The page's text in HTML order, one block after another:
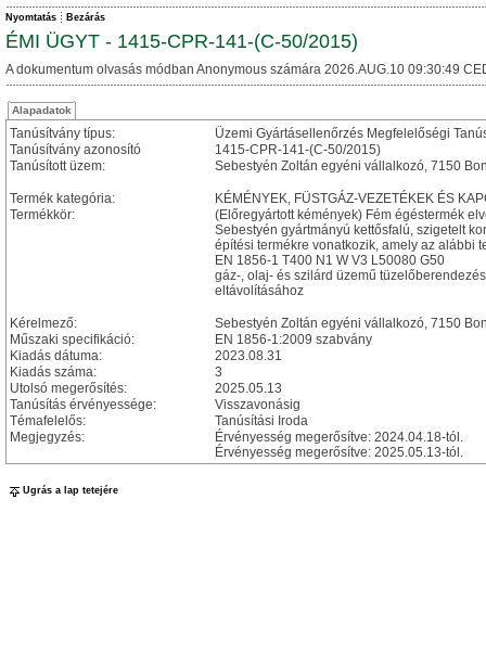
Nyomtatás Bezárás
ÉMI ÜGYT - 1415-CPR-141-(C-50/2015)
A dokumentum olvasás módban Anonymous számára 2026.AUG.10 09:30:49
Alapadatok
Tanúsítvány típus:
Üzemi Gyártásellenőrzés Megfelelőségi
Tanúsítvány azonosító
1415-CPR-141-(C-50/2015)
Tanúsított üzem:
Sebestyén Zoltán egyéni vállalkozó, 7150
Termék kategória:
KÉMÉNYEK, FÜSTGÁZ-VEZETÉKEK ÉS
Termékkör:
(Előregyártott kémények) Fém égéstermék
Sebestyén gyártmányú kettősfalú, szigetelt
építési termékre vonatkozik, amely az alábbi
EN 1856-1 T400 N1 W V3 L50080 G50
gáz-, olaj- és szilárd üzemű
eltávolításához
Kérelmező:
Sebestyén Zoltán egyéni vállalkozó, 7150
Műszaki specifikáció:
EN 1856-1:2009 szabvány
Kiadás dátuma:
2023.08.31
Kiadás száma:
3
Utolsó megerősítés:
2025.05.13
Tanúsítás érvényessége:
Visszavonásig
Témafelelős:
Tanúsítási Iroda
Megjegyzés:
Érvényesség megerősítve: 2024.04.18-tól.
Érvényesség megerősítve: 2025.05.13-tól.
Ugrás a lap tetejére